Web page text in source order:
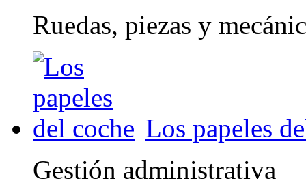
Ruedas, piezas y
Los papeles
Gestión administrativa